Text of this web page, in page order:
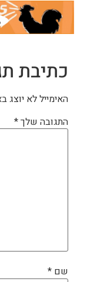
כתיבת
האימייל לא יוצג
התגובה שלך*
שם *